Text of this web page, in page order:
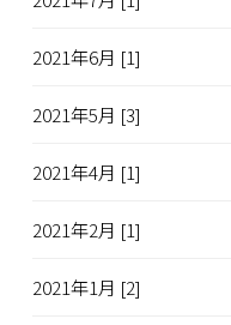
2021年6月 [1]
2021年5月 [3]
2021年4月 [1]
2021年2月 [1]
2021年1月 [2]